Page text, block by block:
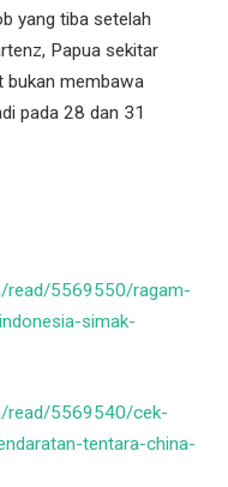
yang tiba setelah
Papua sekitar
bukan membawa
pada 28 dan 31
read/5569550/ragam-
simak-
read/5569540/cek-
tentara-china-